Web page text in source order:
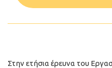
Στην ετήσια έρευνα του